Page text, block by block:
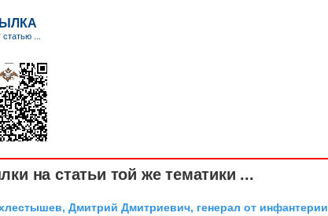
на статьи той же тематики ...
Дмитрий Дмитриевич, генерал от инфантерии